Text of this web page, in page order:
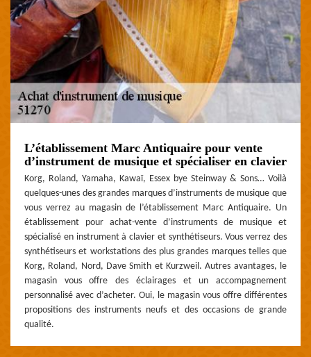
L’établissement Marc Antiquaire pour vente
d’instrument de musique et spécialiser en clavier
Korg, Roland, Yamaha, Kawaï, Essex bye Steinway & Sons… Voilà
quelques-unes des grandes marques d’instruments de musique que
vous verrez au magasin de l’établissement Marc Antiquaire. Un
établissement pour achat-vente d’instruments de musique et
spécialisé en instrument à clavier et synthétiseurs. Vous verrez des
synthétiseurs et workstations des plus grandes marques telles que
Korg, Roland, Nord, Dave Smith et Kurzweil. Autres avantages, le
magasin vous offre des éclairages et un accompagnement
personnalisé avec d’acheter. Oui, le magasin vous offre différentes
propositions des instruments neufs et des occasions de grande
qualité.